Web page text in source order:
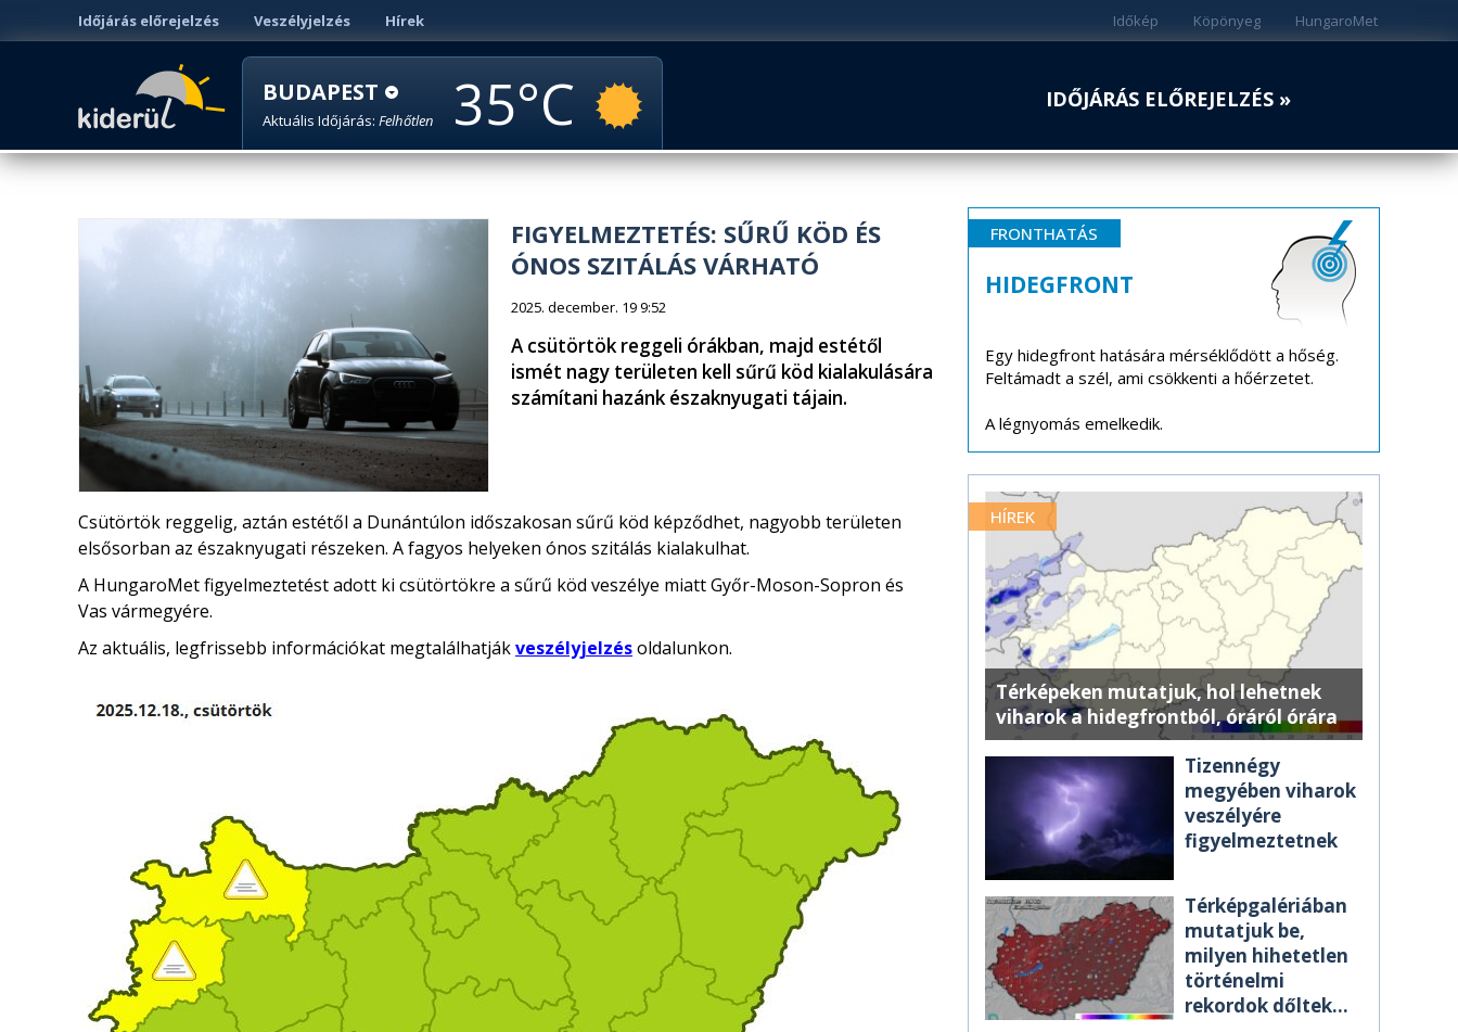
Időjárás előrejelzés Veszélyjelzés Hírek HungaroMet
Köpönyeg
Időkép
BUDAPEST
Aktuális Időjárás: Felhőtlen 35 IDŐJÁRÁS ELŐREJELZÉS »
FIGYELMEZTETÉS: SŰRŰ KÖD ÉS
ÓNOS SZITÁLÁS VÁRHATÓ
2025. december. 19 9:52
A csütörtök reggeli órákban, majd estétől
ismét nagy területen kell sűrű köd kialakulására
számítani hazánk északnyugati tájain.
Csütörtök reggelig, aztán estétől a Dunántúlon időszakosan sűrű köd képződhet, nagyobb területen
elsősorban az északnyugati részeken. A fagyos helyeken ónos szitálás kialakulhat.
A HungaroMet figyelmeztetést adott ki csütörtökre a sűrű köd veszélye miatt Győr-Moson-Sopron és
Vas vármegyére.
Az aktuális, legfrissebb információkat megtalálhatjákveszélyjelzésoldalunkon.
FRONTHATÁS
HIDEGFRONT
Egy hidegfront hatására mérséklődött a hőség.
Feltámadt a szél, ami csökkenti a hőérzetet.
A légnyomás emelkedik.
HÍREK
Térképeken mutatjuk, hol lehetnek
viharok a hidegfrontból, óráról órára
Tizennégy
megyében viharok
veszélyére
figyelmeztetnek
Térképgalériában
mutatjuk be,
milyen hihetetlen
történelmi
rekordok dőltek